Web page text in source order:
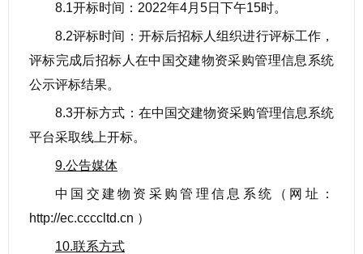
8.1开标时间：2022年4月5日下午15时。
8.2评标时间：开标后招标人组织进行评标工作，
评标完成后招标人在中国交建物资采购管理信息系统
公示评标结果。
8.3开标方式：在中国交建物资采购管理信息系统
平台采取线上开标。
9.公告媒体
中国交建物资采购管理信息系统（网址：
http://ec.ccccltd.cn ）
10.联系方式